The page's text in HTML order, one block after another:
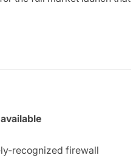
recognized firewall